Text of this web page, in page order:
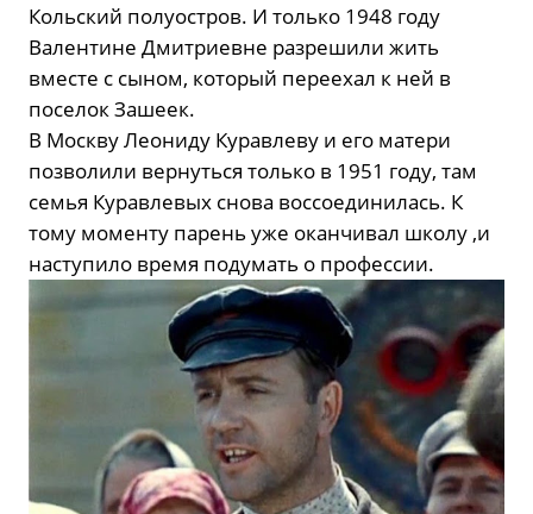
Кольский полуостров. И только 1948 году
Валентине Дмитриевне разрешили жить
вместе с сыном, который переехал к ней в
поселок Зашеек.
В Москву Леониду Куравлеву и его матери
позволили вернуться только в 1951 году, там
семья Куравлевых снова воссоединилась. К
тому моменту парень уже оканчивал школу ,и
наступило время подумать о профессии.